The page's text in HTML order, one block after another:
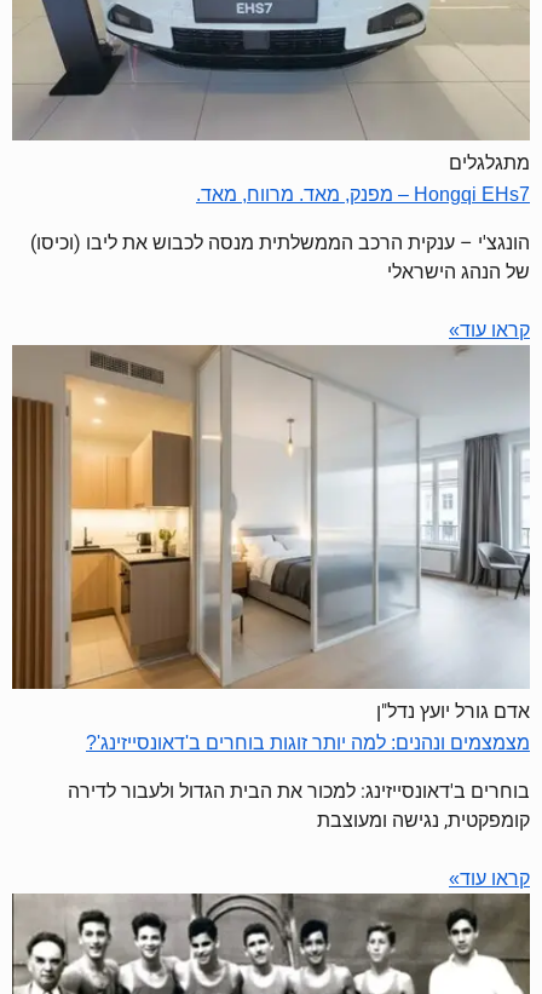
מתגלגלים
Hongqi EHs7 – מפנק, מאד. מרווח, מאד.
הונגצ'י – ענקית הרכב הממשלתית מנסה לכבוש את ליבו (וכיסו)
של הנהג הישראלי
קראו עוד»
אדם גורל יועץ נדל"ן
מצמצמים ונהנים: למה יותר זוגות בוחרים ב'דאונסייזינג'?
בוחרים ב'דאונסייזינג: למכור את הבית הגדול ולעבור לדירה
קומפקטית, נגישה ומעוצבת
קראו עוד»